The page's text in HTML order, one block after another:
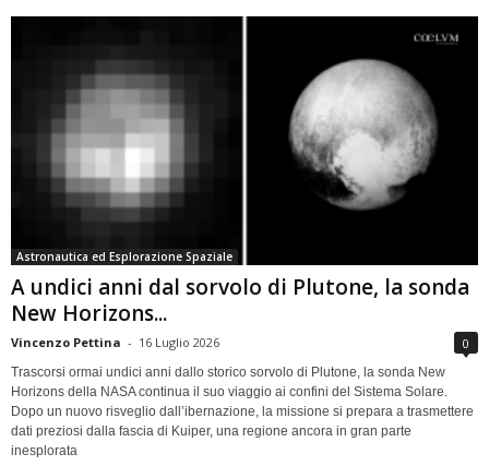
Astronautica ed Esplorazione Spaziale
A undici anni dal sorvolo di Plutone, la sonda
New Horizons...
Vincenzo Pettina - 16 Luglio 2026 0
Trascorsi ormai undici anni dallo storico sorvolo di Plutone, la sonda New
Horizons della NASA continua il suo viaggio ai confini del Sistema Solare.
Dopo un nuovo risveglio dall’ibernazione, la missione si prepara a trasmettere
dati preziosi dalla fascia di Kuiper, una regione ancora in gran parte
inesplorata